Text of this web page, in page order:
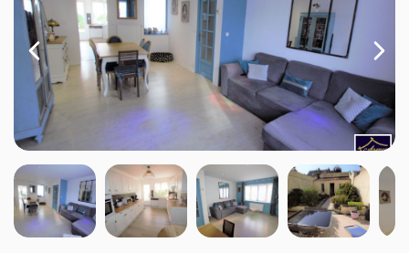
Agence
Nos outils
Contact